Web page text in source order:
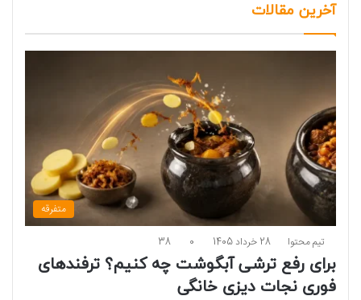
آخرین مقالات
متفرقه
تیم محتوا 28 خرداد 1405 0
38
برای رفع ترشی آبگوشت چه کنیم؟ ترفندهای
فوری نجات دیزی خانگی